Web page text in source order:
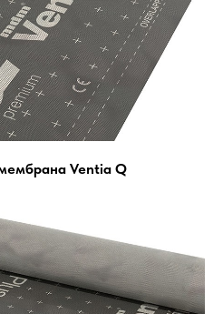
Ventia Q